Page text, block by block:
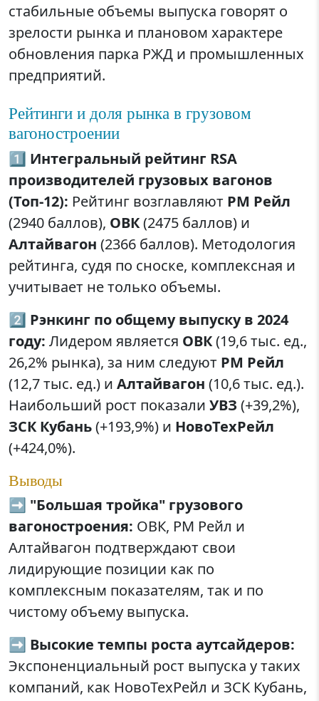
стабильные объемы выпуска говорят о
зрелости рынка и плановом характере
обновления парка РЖД и промышленных
предприятий.
Рейтинги и доля рынка в грузовом
вагоностроении
1️⃣ Интегральный рейтинг RSA
производителей грузовых вагонов
(Топ-12): Рейтинг возглавляют РМ Рейл
(2940 баллов), ОВК(2475 баллов) и
Алтайвагон (2366 баллов). Методология
рейтинга, судя по сноске, комплексная и
учитывает не только объемы.
2️⃣ Рэнкинг по общему выпуску в 2024
году: Лидером является ОВК(19,6 тыс. ед.,
26,2% рынка), за ним следуют РМ Рейл
(12,7 тыс. ед.) и Алтайвагон (10,6 тыс. ед.).
Наибольший рост показали УВЗ (+39,2%),
ЗСК Кубань(+193,9%) и НовоТехРейл
(+424,0%).
Выводы
➡️ "Большая тройка" грузового
вагоностроения: ОВК, РМ Рейл и
Алтайвагон подтверждают свои
лидирующие позиции как по
комплексным показателям, так и по
чистому объему выпуска.
➡️ Высокие темпы роста аутсайдеров:
Экспоненциальный рост выпуска у таких
компаний, как НовоТехРейл и ЗСК Кубань,